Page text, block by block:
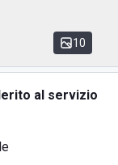
10
al servizio